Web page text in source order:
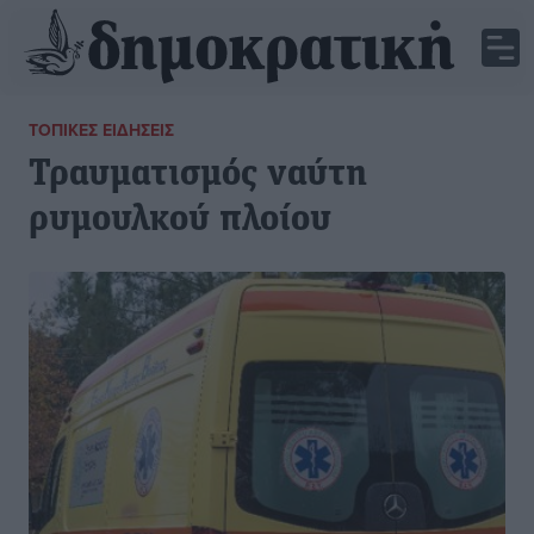
ΤΟΠΙΚΈΣ ΕΙΔΉΣΕΙΣ
Τραυματισμός ναύτη
ρυμουλκού πλοίου